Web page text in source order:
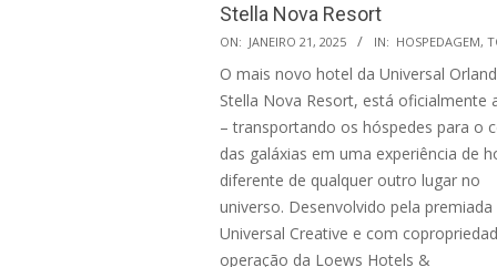
Stella Nova Resort
2025-
01-
21
ON: JANEIRO 21, 2025 IN: HOSPEDAGEM,
O mais novo hotel da Universal
Stella Nova Resort, está oficialmente
– transportando os hóspedes para o
das galáxias em uma experiência de
diferente de qualquer outro lugar no
universo. Desenvolvido pela premiada
Universal Creative e com
operação da Loews Hotels &